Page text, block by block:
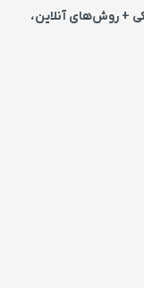
+ روش‌های آنلاین،